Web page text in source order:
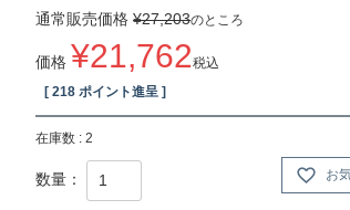
通常販売価格 ¥27,203のところ
価格 ¥21,762税込
[ 218 ポイント進呈 ]
在庫数 2
お